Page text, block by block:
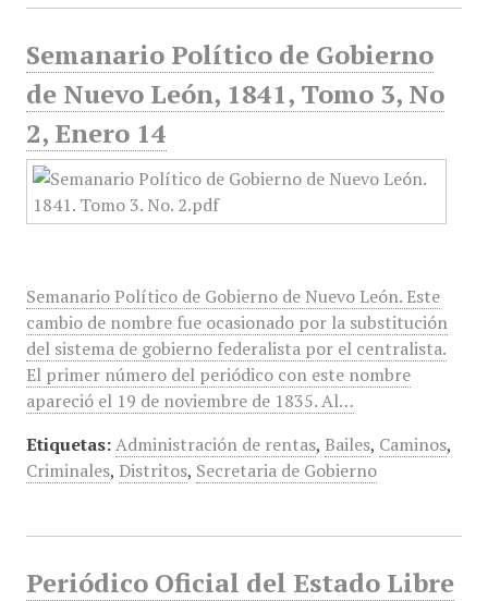
Semanario Político de Gobierno
de Nuevo León, 1841, Tomo 3, No
2, Enero 14
Semanario Político de Gobierno de Nuevo León. Este
cambio de nombre fue ocasionado por la substitución
del sistema de gobierno federalista por el centralista.
El primer número del periódico con este nombre
apareció el 19 de noviembre de 1835. Al…
Etiquetas: Administración de rentas, Bailes, Caminos,
Criminales, Distritos, Secretaria de Gobierno
Periódico Oficial del Estado Libre